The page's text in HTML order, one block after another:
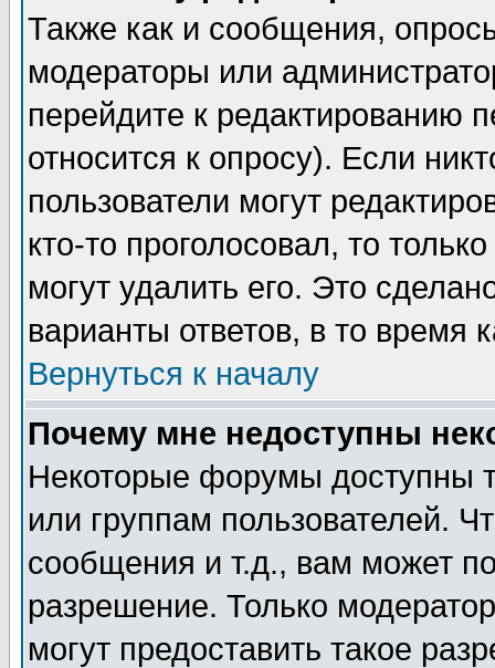
Также как и сообщения,
модераторы или
перейдите к редактированию
относится к опросу). Если
пользователи могут
кто-то проголосовал, то
могут удалить его. Это
варианты ответов, в то время
Вернуться к началу
Почему мне недоступны
Некоторые форумы доступны
или группам пользователей.
сообщения и т.д., вам может
разрешение. Только
могут предоставить такое